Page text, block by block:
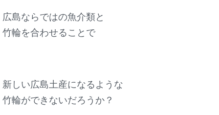
広島ならではの魚介類と
竹輪を合わせることで
新しい広島土産になるような
竹輪ができないだろうか？